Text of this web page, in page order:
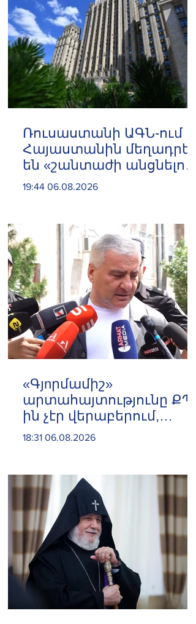
Ռուսաստանի ԱԳՆ-ում
Հայաստանին մեղադրել
են «շանտաժի անցնելու
փորձերի» մեջ
19:44 06.08.2026
«Գյnրմամիշ»
արտահայտությունը ՔՊ-
ին չէր վերաբերում,
ինձնից բիզնես
Կարապետյան
18:31 06.08.2026